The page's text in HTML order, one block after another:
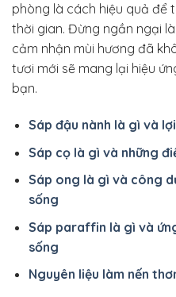
phòng là cách hiệu quả để
thời gian. Đừng ngần ngại
cảm nhận mùi hương đã
tươi mới sẽ mang lại hiệu
bạn.
Sáp đậu nành là gì và
Sáp cọ là gì và những
Sáp ong là gì và công
sống
Sáp paraffin là gì và
sống
Nguyên liệu làm nến